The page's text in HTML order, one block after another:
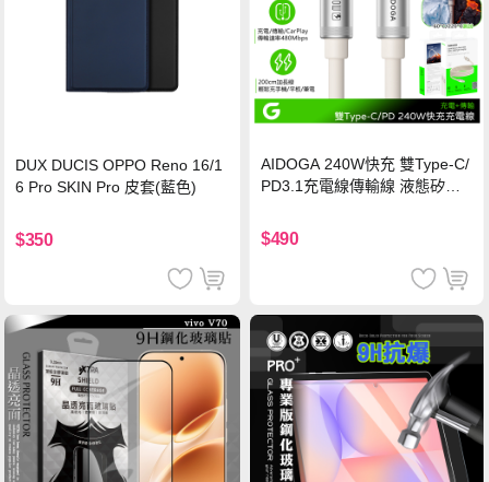
DUX DUCIS OPPO Reno 16/1
6 Pro SKIN Pro 皮套(藍色)
$350
AIDOGA 240W快充 雙Type-C/
PD3.1充電線傳輸線 液態矽膠
機/平板/筆電
$490